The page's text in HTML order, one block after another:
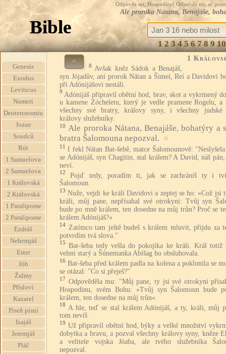
Odpověz mi, Hospodine! Odpověz mi, ať
Ale proroka Nátana, Benajáše,
Bible
1 2 3 4 5 6 7 8 9 10
Genesis
Exodus
Leviticus
Numeri
Deuteronomiu
Jozue
Soudců
Rút
1 Samuelova
2 Samuelova
1 Královská
2 Královská
1 Paralipome
2 Paralipome
Ezdráš
Nehemjáš
Ester
Jób
Žalmy
Přísloví
Kazatel
Píseň písní
Izajáš
Jeremjáš
Pláč
< 1
8 Avšak kněz Sádok a Benajáš,
syn Jójadův, ani prorok Nátan a Šimeí, Reí a Davidovi
při Adónijášovi nestáli.
9 Adónijáš připravil obětní hod, brav, skot a vykrmený
u kamene Zócheletu, který je vedle pramene Rogelu, a
všechny své bratry, královy syny, i všechny judské
královy služebníky.
10 Ale proroka Nátana, Benajáše, bohatýry a
bratra Šalomouna nepozval.
☆
11 I řekl Nátan Bat-šebě, matce Šalomounově:
se Adónijáš, syn Chagítin, stal králem? A David, náš
neví.
12
Pojď tedy, poradím ti, jak se zachráníš ty i
Šalomoun.
13 Nuže, vejdi ke králi Davidovi a zeptej se ho: »Což jsi
králi, můj pane, nepřísahal své otrokyni: Tvůj syn
bude po mně králem, ten dosedne na můj trůn? Proč se
králem Adónijáš?«
14 Zatímco tam ještě budeš s králem mluvit, přijdu za
potvrdím tvá slova."
15 Bat-šeba tedy vešla do pokojíka ke králi. Král totiž
velmi starý a Šúnemanka Abíšag ho obsluhovala.
16 Bat-šeba před králem padla na kolena a poklonila se
se otázal: "Co si přeješ?"
17 Odpověděla mu: "Můj pane, ty jsi své otrokyni
Hospodinu, svém Bohu: »Tvůj syn Šalomoun bude
králem, ten dosedne na můj trůn«.
18 A hle, teď se stal králem Adónijáš, a ty, králi, můj
tom nevíš.
19 Už připravil obětní hod, býky a velké množství
dobytka a bravu, a pozval všechny královy syny, kněze
a velitele vojska Jóaba, ale tvého služebníka
nepozval.